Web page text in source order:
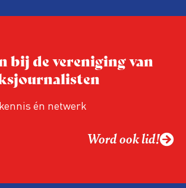
bij de vereniging van
én netwerk
Word ook lid!